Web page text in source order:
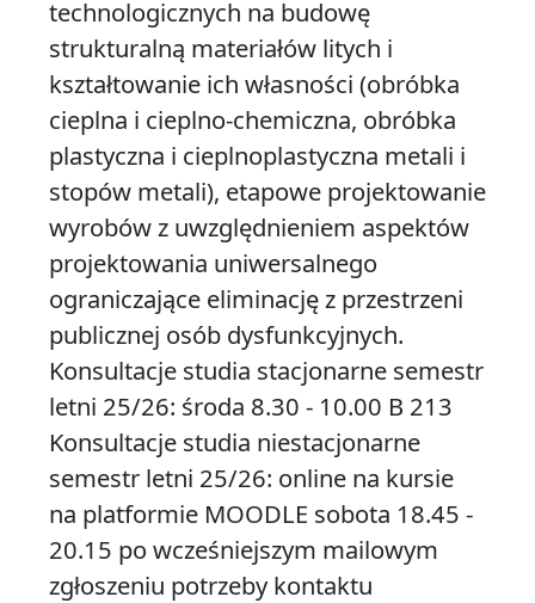
technologicznych na budowę
strukturalną materiałów litych i
kształtowanie ich własności (obróbka
cieplna i cieplno-chemiczna, obróbka
plastyczna i cieplnoplastyczna metali i
stopów metali), etapowe projektowanie
wyrobów z uwzględnieniem aspektów
projektowania uniwersalnego
ograniczające eliminację z przestrzeni
publicznej osób dysfunkcyjnych.
Konsultacje studia stacjonarne semestr
letni 25/26: środa 8.30 - 10.00 B 213
Konsultacje studia niestacjonarne
semestr letni 25/26: online na kursie
na platformie MOODLE sobota 18.45 -
20.15 po wcześniejszym mailowym
zgłoszeniu potrzeby kontaktu